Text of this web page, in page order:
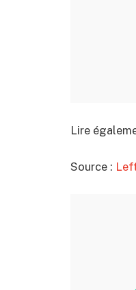
Lire
Source :